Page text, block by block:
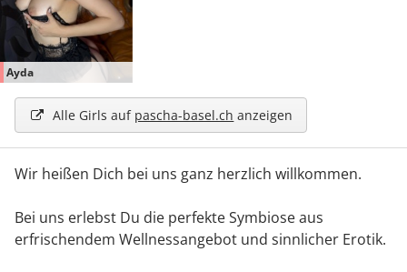
Ayda
Alle Girls auf pascha-basel.ch anzeigen
Wir heißen Dich bei uns ganz herzlich willkommen.
Bei uns erlebst Du die perfekte Symbiose aus
erfrischendem Wellnessangebot und sinnlicher Erotik.